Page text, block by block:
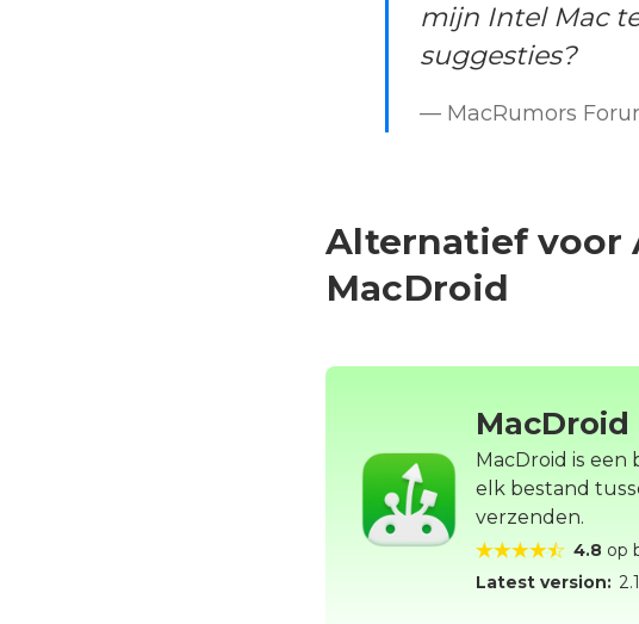
mijn Intel Mac
suggesties?
— MacRumors
Alternatief voor
MacDroid
MacDroid
MacDroid is
elk bestand
verzenden.
4.8 op
Latest version: